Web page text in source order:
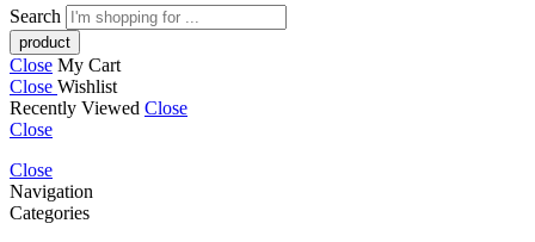
Search
Close My Cart
Close Wishlist
Recently Viewed Close
Close
Close
Navigation
Categories